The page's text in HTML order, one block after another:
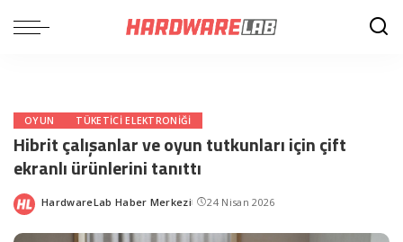
OYUN TÜKETICI ELEKTRONIĞI
Hibrit çalışanlar ve oyun tutkunları için çift
ekranlı ürünlerini tanıttı
Posted
HardwareLab Haber Merkezi 24 Nisan 2026